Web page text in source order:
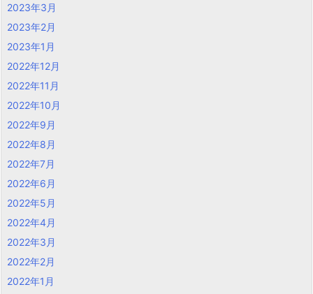
2023年3月
2023年2月
2023年1月
2022年12月
2022年11月
2022年10月
2022年9月
2022年8月
2022年7月
2022年6月
2022年5月
2022年4月
2022年3月
2022年2月
2022年1月